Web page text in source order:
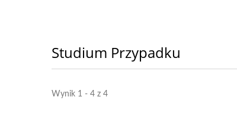
Studium Przypadku
Wynik 1 - 4 z 4